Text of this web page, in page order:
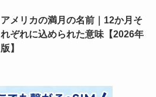
アメリカの満月の名前｜12か月そ
れぞれに込められた意味【2026年
版】